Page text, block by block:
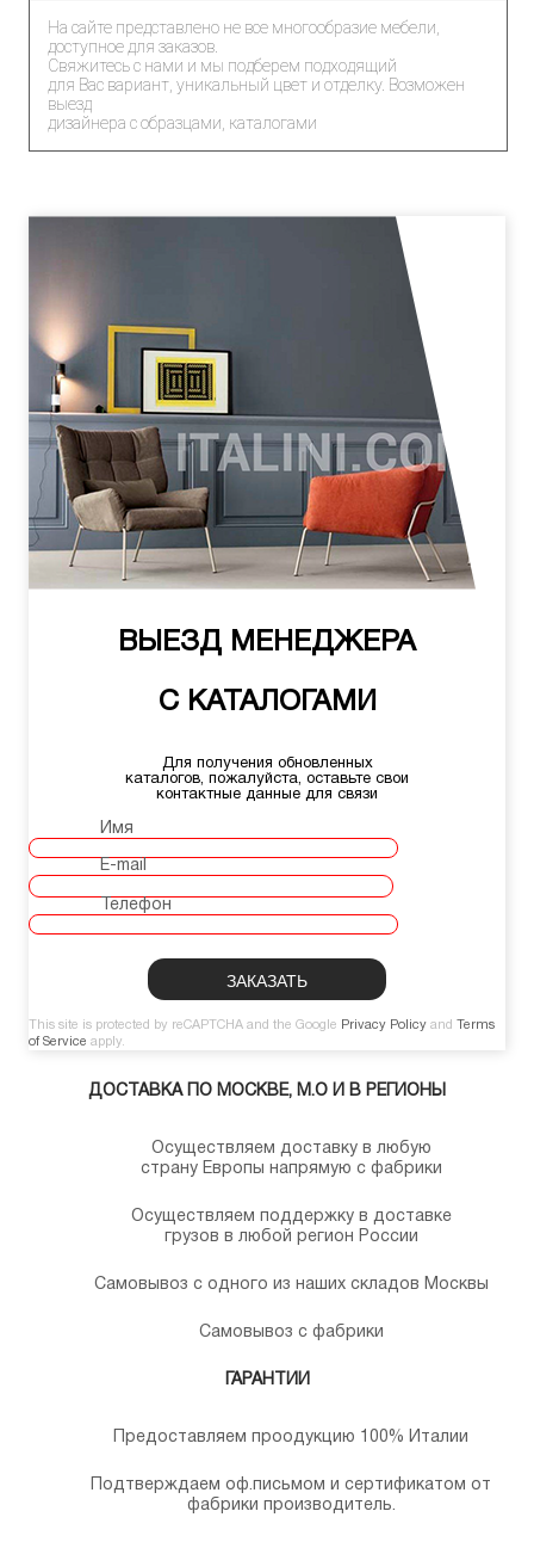
На сайте представлено не все многообразие мебели,
доступное для заказов.
Свяжитесь с нами и мы подберем подходящий
для Вас вариант, уникальный цвет и отделку. Возможен
выезд
дизайнера с образцами, каталогами
ВЫЕЗД МЕНЕДЖЕРА
С КАТАЛОГАМИ
Для получения обновленных
каталогов, пожалуйста, оставьте свои
контактные данные для связи
Имя
E-mail
Телефон
This site is protected by reCAPTCHA and the Google Privacy Policy and
Terms
of Service apply.
ДОСТАВКА ПО МОСКВЕ, М.О И В РЕГИОНЫ
Осуществляем доставку в любую
страну Европы напрямую с фабрики
Осуществляем поддержку в доставке
грузов в любой регион России
Самовывоз с одного из наших складов Москвы
Самовывоз с фабрики
ГАРАНТИИ
Предоставляем проодукцию 100% Италии
Подтверждаем оф.письмом и сертификатом от
фабрики производитель.